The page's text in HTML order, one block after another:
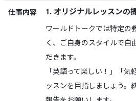
仕事内容 1. オリジナルレッスンの
ワールドトークでは特定の
く、ご自身のスタイルで自
だきます。
「英語って楽しい！」「
ッスンを目指しましょう。